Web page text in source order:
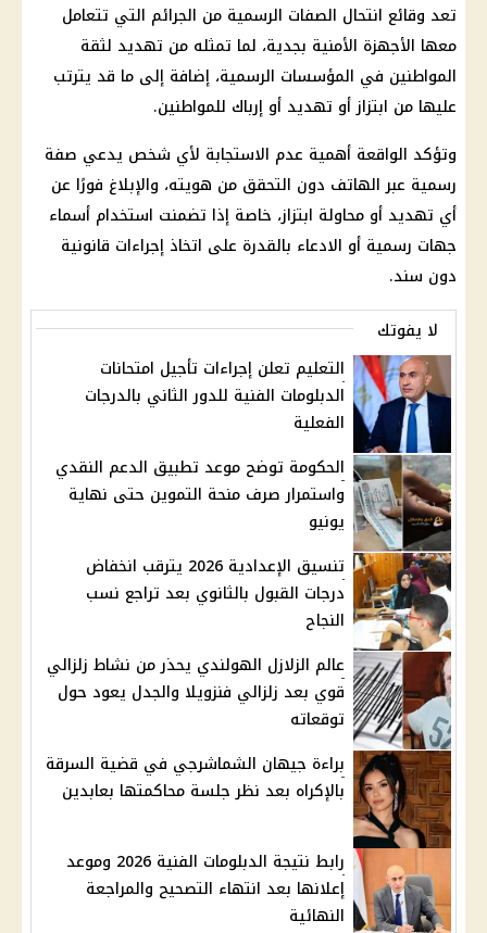
تعد وقائع انتحال الصفات الرسمية من الجرائم التي تتعامل
معها الأجهزة الأمنية بجدية، لما تمثله من تهديد لثقة
المواطنين في المؤسسات الرسمية، إضافة إلى ما قد يترتب
عليها من ابتزاز أو تهديد أو إرباك للمواطنين.
وتؤكد الواقعة أهمية عدم الاستجابة لأي شخص يدعي صفة
رسمية عبر الهاتف دون التحقق من هويته، والإبلاغ فورًا عن
أي تهديد أو محاولة ابتزاز، خاصة إذا تضمنت استخدام أسماء
جهات رسمية أو الادعاء بالقدرة على اتخاذ إجراءات قانونية
دون سند.
لا يفوتك
التعليم تعلن إجراءات تأجيل امتحانات
الدبلومات الفنية للدور الثاني بالدرجات
الفعلية
الحكومة توضح موعد تطبيق الدعم النقدي
واستمرار صرف منحة التموين حتى نهاية
يونيو
تنسيق الإعدادية 2026 يترقب انخفاض
درجات القبول بالثانوي بعد تراجع نسب
النجاح
عالم الزلازل الهولندي يحذر من نشاط زلزالي
قوي بعد زلزالي فنزويلا والجدل يعود حول
توقعاته
براءة جيهان الشماشرجي في قضية السرقة
بالإكراه بعد نظر جلسة محاكمتها بعابدين
رابط نتيجة الدبلومات الفنية 2026 وموعد
إعلانها بعد انتهاء التصحيح والمراجعة
النهائية